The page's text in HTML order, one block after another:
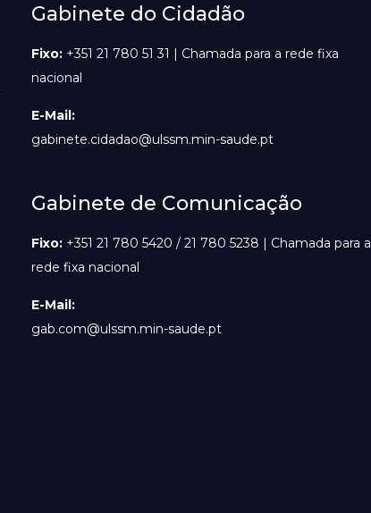
Gabinete do Cidadão
Fixo:+351 21 780 51 31 | Chamada para a rede fixa
nacional
E-Mail:
gabinete.cidadao@ulssm.min-saude.pt
Gabinete de Comunicação
Fixo:+351 21 780 5420 / 21 780 5238 | Chamada para a
rede fixa nacional
E-Mail:
gab.com@ulssm.min-saude.pt